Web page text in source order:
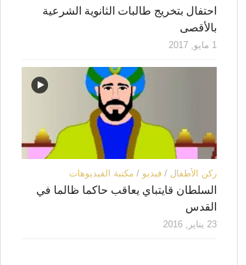
احتفال بتخريج طالبات الثانوية الشرعية
بالأقصى
1 مايو, 2017
ركن الأطفال / فيديو / مكتبة الفيديوهات
السلطان قايتباي يعاقب حاكما ظالما في
القدس
23 يناير, 2016